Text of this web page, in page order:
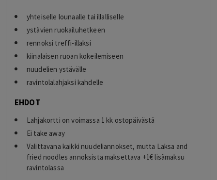
yhteiselle lounaalle tai illalliselle
ystävien ruokailuhetkeen
rennoksi treffi-illaksi
kiinalaisen ruoan kokeilemiseen
nuudelien ystävälle
ravintolalahjaksi kahdelle
EHDOT
Lahjakortti on voimassa 1 kk ostopäivästä
Ei take away
Valittavana kaikki nuudeliannokset, mutta Laksa and
fried noodles annoksista maksettava +1€ lisämaksu
ravintolassa